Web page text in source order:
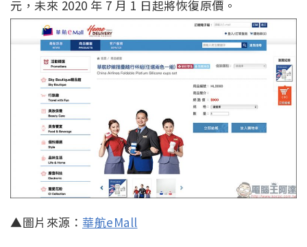
元，未來 2020 年 7 月 1 日起將恢復原價。
▲圖片來源： 華航eMall